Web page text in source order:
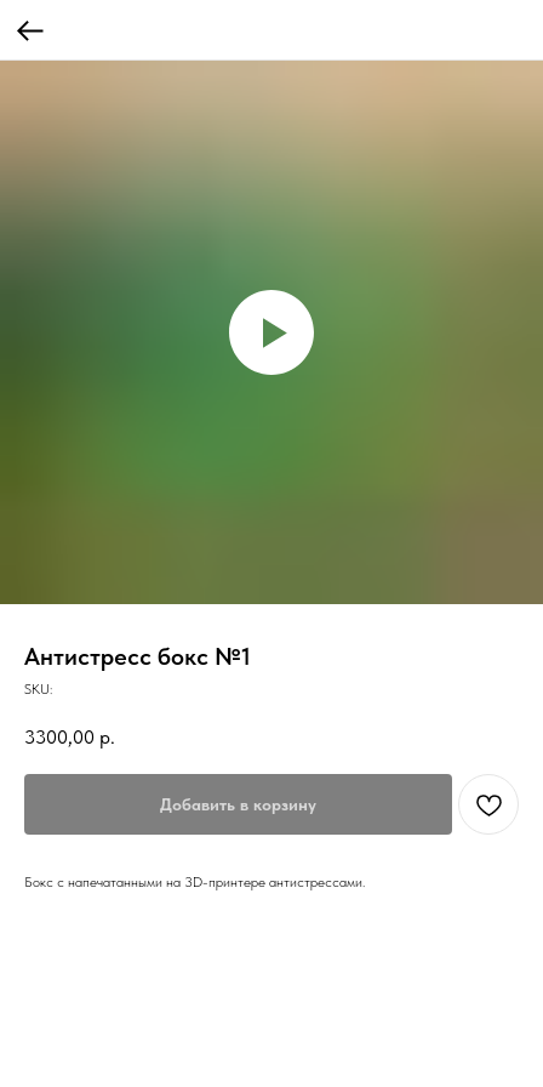
Антистресс бокс №1
SKU:
3300,00 р.
Добавить в корзину
Бокс с напечатанными на 3D-принтере антистрессами.